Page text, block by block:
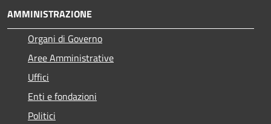
AMMINISTRAZIONE
Organi di Governo
Aree Amministrative
Uffici
Enti e fondazioni
Politici